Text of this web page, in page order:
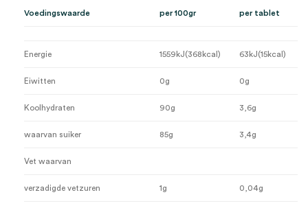
Voedingswaarde per 100gr per tablet
Energie 1559kJ(368kcal) 63kJ(15kcal)
Eiwitten 0g 0g
Koolhydraten 90g 3,6g
waarvan suiker 85g 3,4g
Vet waarvan
verzadigde vetzuren 1g 0,04g